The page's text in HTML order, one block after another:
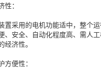
：
采用的电机功能适中，整个运
、安全、自动化程度高、需人
经济性。
便性：